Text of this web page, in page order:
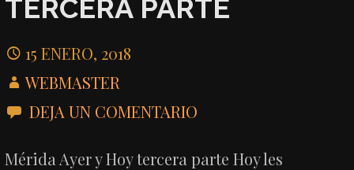
TERCERA PARTE
15 ENERO, 2018
WEBMASTER
DEJA UN COMENTARIO
Mérida Ayer y Hoy tercera parte Hoy les